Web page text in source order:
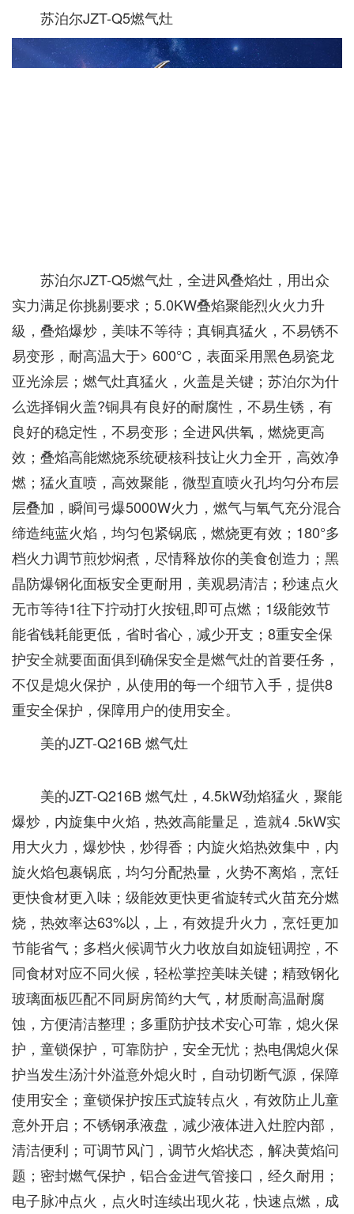
苏泊尔JZT-Q5燃气灶
苏泊尔JZT-Q5燃气灶，全进风叠焰灶，用出众
实力满足你挑剔要求；5.0KW叠焰聚能烈火火力升
級，叠焰爆炒，美味不等待；真铜真猛火，不易锈不
易变形，耐高温大于> 600°C，表面采用黑色易瓷龙
亚光涂层；燃气灶真猛火，火盖是关键；苏泊尔为什
么选择铜火盖?铜具有良好的耐腐性，不易生锈，有
良好的稳定性，不易变形；全进风供氧，燃烧更高
效；叠焰高能燃烧系统硬核科技让火力全开，高效净
燃；猛火直喷，高效聚能，微型直喷火孔均匀分布层
层叠加，瞬间弓爆5000W火力，燃气与氧气充分混合
缔造纯蓝火焰，均匀包紧锅底，燃烧更有效；180°多
档火力调节煎炒焖煮，尽情释放你的美食创造力；黑
晶防爆钢化面板安全更耐用，美观易清洁；秒速点火
无市等待1往下拧动打火按钮,即可点燃；1级能效节
能省钱耗能更低，省时省心，减少开支；8重安全保
护安全就要面面俱到确保安全是燃气灶的首要任务，
不仅是熄火保护，从使用的每一个细节入手，提供8
重安全保护，保障用户的使用安全。
美的JZT-Q216B 燃气灶
美的JZT-Q216B 燃气灶，4.5kW劲焰猛火，聚能
爆炒，内旋集中火焰，热效高能量足，造就4 .5kW实
用大火力，爆炒快，炒得香；内旋火焰热效集中，内
旋火焰包裹锅底，均匀分配热量，火势不离焰，烹饪
更快食材更入味；级能效更快更省旋转式火苗充分燃
烧，热效率达63%以，上，有效提升火力，烹饪更加
节能省气；多档火候调节火力收放自如旋钮调控，不
同食材对应不同火候，轻松掌控美味关键；精致钢化
玻璃面板匹配不同厨房简约大气，材质耐高温耐腐
蚀，方便清洁整理；多重防护技术安心可靠，熄火保
护，童锁保护，可靠防护，安全无忧；热电偶熄火保
护当发生汤汁外溢意外熄火时，自动切断气源，保障
使用安全；童锁保护按压式旋转点火，有效防止儿童
意外开启；不锈钢承液盘，减少液体进入灶腔内部，
清洁便利；可调节风门，调节火焰状态，解决黄焰问
题；密封燃气保护，铝合金进气管接口，经久耐用；
电子脉冲点火，点火时连续出现火花，快速点燃，成